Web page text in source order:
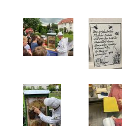
Anmeldung zum
Anmeldung bei
Anmeldung für die 1.
Merkblatt zur